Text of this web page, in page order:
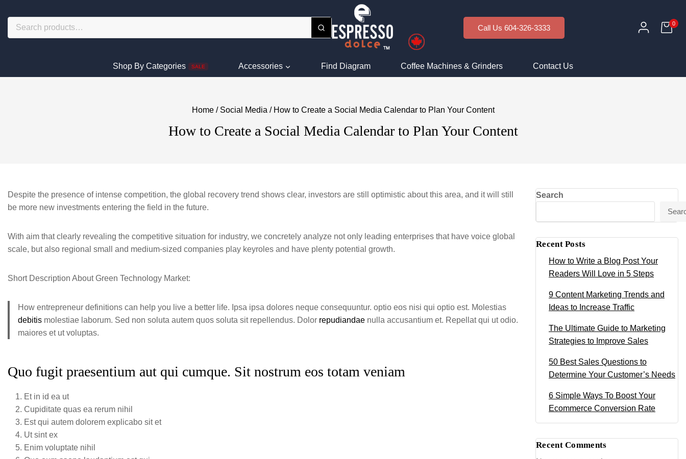
Call Us 604-326-3333 0
Shop By Categories SALE Accessories Find Diagram Coffee Machines & Grinders Contact Us
Home / Social Media / How to Create a Social Media Calendar to Plan Your Content
How to Create a Social Media Calendar to Plan Your Content
Despite the presence of intense competition, the global recovery trend shows clear, investors are still optimistic about this area, and it will still
be more new investments entering the field in the future.
With aim that clearly revealing the competitive situation for industry, we concretely analyze not only leading enterprises that have voice global
scale, but also regional small and medium-sized companies play keyroles and have plenty potential growth.
Short Description About Green Technology Market:
How entrepreneur definitions can help you live a better life. Ipsa ipsa dolores neque consequuntur. optio eos nisi qui optio est. Molestias
debitis molestiae laborum. Sed non soluta autem quos soluta sit repellendus. Dolor repudiandae nulla accusantium et. Repellat qui ut odio.
maiores et ut voluptas.
Quo fugit praesentium aut qui cumque. Sit nostrum eos totam veniam
Et in id ea ut
Cupiditate quas ea rerum nihil
Est qui autem dolorem explicabo sit et
Ut sint ex
Enim voluptate nihil
Search
Recent Posts
How to Write a Blog Post Your
Readers Will Love in 5 Steps
9 Content Marketing Trends and
Ideas to Increase Traffic
The Ultimate Guide to Marketing
Strategies to Improve Sales
50 Best Sales Questions to
Determine Your Customer’s Needs
6 Simple Ways To Boost Your
Ecommerce Conversion Rate
Recent Comments